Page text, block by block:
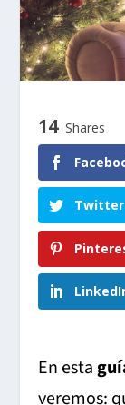
14 Shares
Twitter
En esta
veremos: